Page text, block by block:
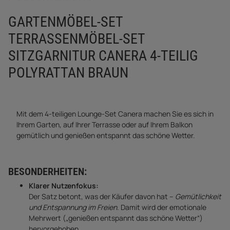
GARTENMÖBEL-SET
TERRASSENMÖBEL-SET
SITZGARNITUR CANERA 4-TEILIG
POLYRATTAN BRAUN
Mit dem 4-teiligen Lounge-Set Canera machen Sie es sich in
Ihrem Garten, auf Ihrer Terrasse oder auf Ihrem Balkon
gemütlich und genießen entspannt das schöne Wetter.
BESONDERHEITEN:
Klarer Nutzenfokus:
Der Satz betont, was der Käufer davon hat – Gemütlichkeit
und Entspannung im Freien. Damit wird der emotionale
Mehrwert („genießen entspannt das schöne Wetter“)